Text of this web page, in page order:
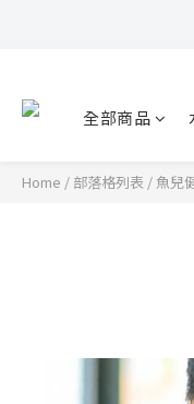
全部商品
Home / 部落格列表 / 魚兒